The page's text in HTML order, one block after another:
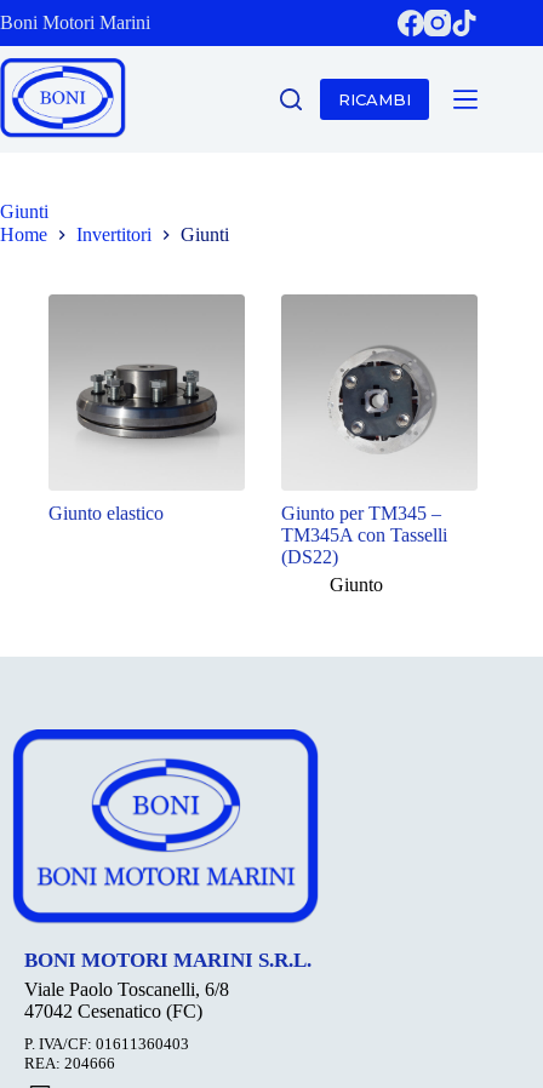
al
contenuto
Boni Motori Marini
RICAMBI
Giunti
Home
Invertitori Giunti
Giunto elastico
Giunto per TM345 –
TM345A con Tasselli
(DS22)
Giunto
BONI MOTORI MARINI S.R.L.
Viale Paolo Toscanelli, 6/8
47042 Cesenatico (FC)
P. IVA/CF: 01611360403
REA: 204666